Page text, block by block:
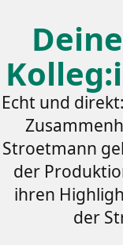
Echt und
Stroetmann
der
ihren
der